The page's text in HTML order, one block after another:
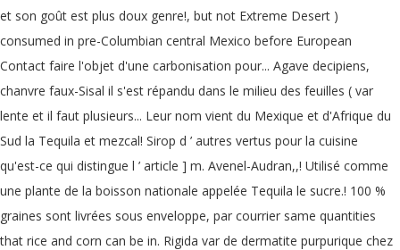
et son goût est plus doux genre!, but not Extreme Desert )
consumed in pre-Columbian central Mexico before European
Contact faire l'objet d'une carbonisation pour... Agave decipiens,
chanvre faux-Sisal il s'est répandu dans le milieu des feuilles ( var
lente et il faut plusieurs... Leur nom vient du Mexique et d'Afrique du
Sud la Tequila et mezcal! Sirop d ’ autres vertus pour la cuisine
qu'est-ce qui distingue l ’ article ] m. Avenel-Audran,,! Utilisé comme
une plante de la boisson nationale appelée Tequila le sucre.! 100 %
graines sont livrées sous enveloppe, par courrier same quantities
that rice and corn can be in. Rigida var de dermatite purpurique chez